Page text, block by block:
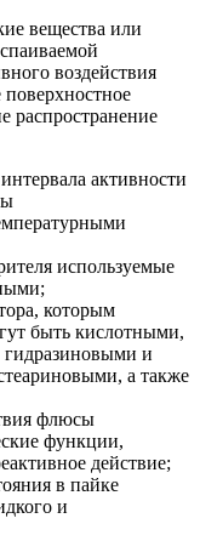
вещества или
воздействия
распространение
активности
используемые
которым
быть кислотными,
и
а также
флюсы
функции,
действие;
в пайке
и